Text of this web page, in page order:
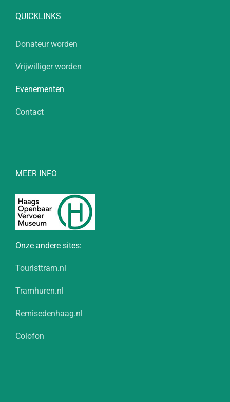
QUICKLINKS
Donateur worden
Vrijwilliger worden
Evenementen
Contact
MEER INFO
Onze andere sites:
Touristtram.nl
Tramhuren.nl
Remisedenhaag.nl
Colofon